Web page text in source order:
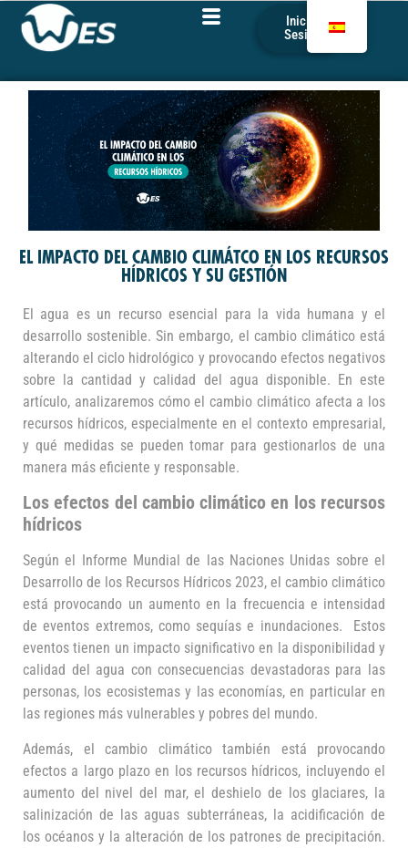
Iniciar
Sesión
EL IMPACTO DEL CAMBIO CLIMÁTCO EN LOS RECURSOS
HÍDRICOS Y SU GESTIÓN
El agua es un recurso esencial para la vida humana y el
desarrollo sostenible. Sin embargo, el cambio climático está
alterando el ciclo hidrológico y provocando efectos negativos
sobre la cantidad y calidad del agua disponible. En este
artículo, analizaremos cómo el cambio climático afecta a los
recursos hídricos, especialmente en el contexto empresarial,
y qué medidas se pueden tomar para gestionarlos de una
manera más eficiente y responsable.
Los efectos del cambio climático en los recursos
hídricos
Según el Informe Mundial de las Naciones Unidas sobre el
Desarrollo de los Recursos Hídricos 2023, el cambio climático
está provocando un aumento en la frecuencia e intensidad
de eventos extremos, como sequías e inundaciones. Estos
eventos tienen un impacto significativo en la disponibilidad y
calidad del agua con consecuencias devastadoras para las
personas, los ecosistemas y las economías, en particular en
las regiones más vulnerables y pobres del mundo.
Además, el cambio climático también está provocando
efectos a largo plazo en los recursos hídricos, incluyendo el
aumento del nivel del mar, el deshielo de los glaciares, la
salinización de las aguas subterráneas, la acidificación de
los océanos y la alteración de los patrones de precipitación.